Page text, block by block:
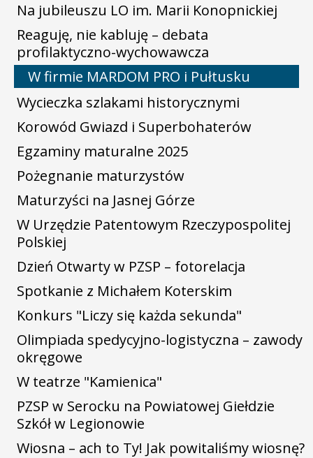
Na jubileuszu LO im. Marii Konopnickiej
Reaguję, nie kabluję – debata
profilaktyczno-wychowawcza
W firmie MARDOM PRO i Pułtusku
Wycieczka szlakami historycznymi
Korowód Gwiazd i Superbohaterów
Egzaminy maturalne 2025
Pożegnanie maturzystów
Maturzyści na Jasnej Górze
W Urzędzie Patentowym Rzeczypospolitej
Polskiej
Dzień Otwarty w PZSP – fotorelacja
Spotkanie z Michałem Koterskim
Konkurs "Liczy się każda sekunda"
Olimpiada spedycyjno-logistyczna – zawody
okręgowe
W teatrze "Kamienica"
PZSP w Serocku na Powiatowej Giełdzie
Szkół w Legionowie
Wiosna – ach to Ty! Jak powitaliśmy wiosnę?